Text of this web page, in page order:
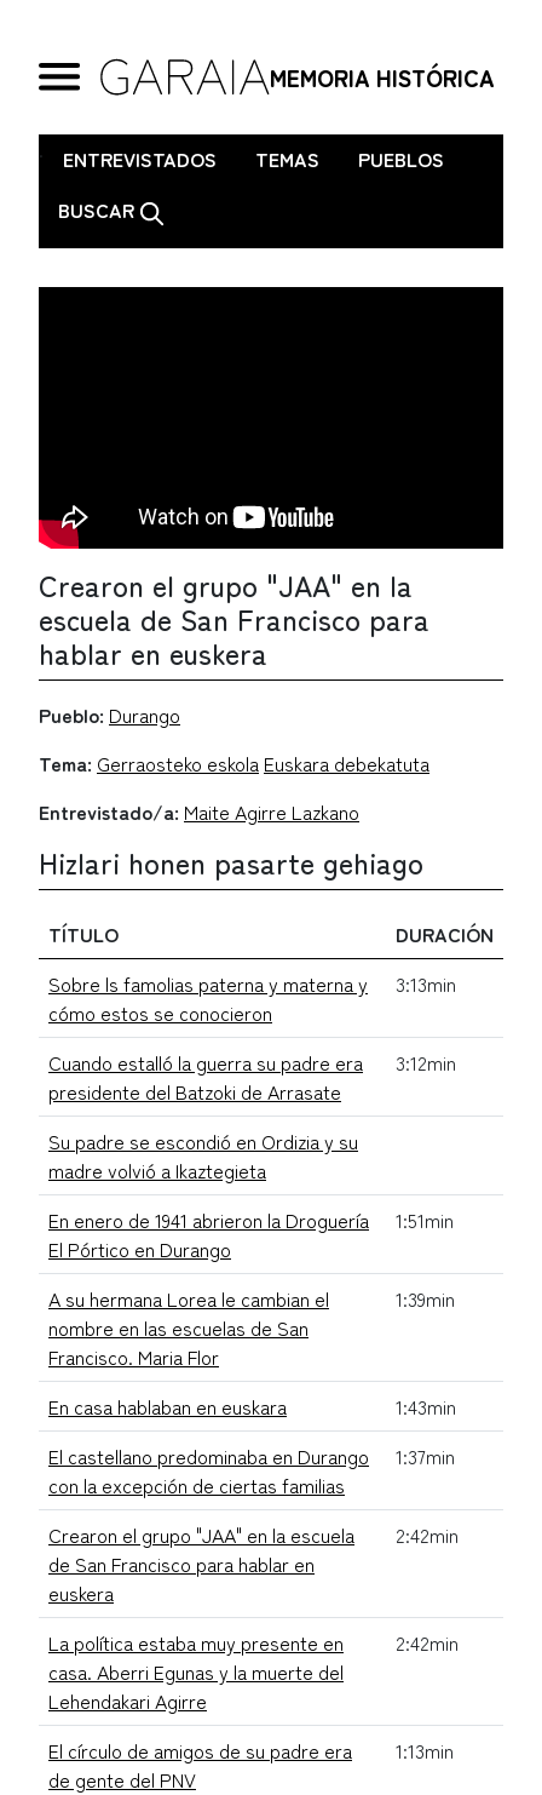
MEMORIA HISTÓRICA
. ENTREVISTADOS TEMAS
PUEBLOS
BUSCAR
Crearon el grupo "JAA" en la
escuela de San Francisco para
hablar en euskera
Pueblo: Durango
Tema: Gerraosteko eskola Euskara debekatuta
Entrevistado/a: Maite Agirre Lazkano
Hizlari honen pasarte gehiago
TÍTULO
DURACIÓN
Sobre ls famolias paterna y materna y
cómo estos se conocieron
3:13min
Cuando estalló la guerra su padre era
presidente del Batzoki de Arrasate
3:12min
Su padre se escondió en Ordizia y su
madre volvió a Ikaztegieta
En enero de 1941 abrieron la Droguería
El Pórtico en Durango
1:51min
A su hermana Lorea le cambian el
nombre en las escuelas de San
Francisco. Maria Flor
1:39min
En casa hablaban en euskara
1:43min
El castellano predominaba en Durango
con la excepción de ciertas familias
1:37min
Crearon el grupo "JAA" en la escuela
de San Francisco para hablar en
euskera
2:42min
La política estaba muy presente en
casa. Aberri Egunas y la muerte del
Lehendakari Agirre
2:42min
El círculo de amigos de su padre era
de gente del PNV
1:13min